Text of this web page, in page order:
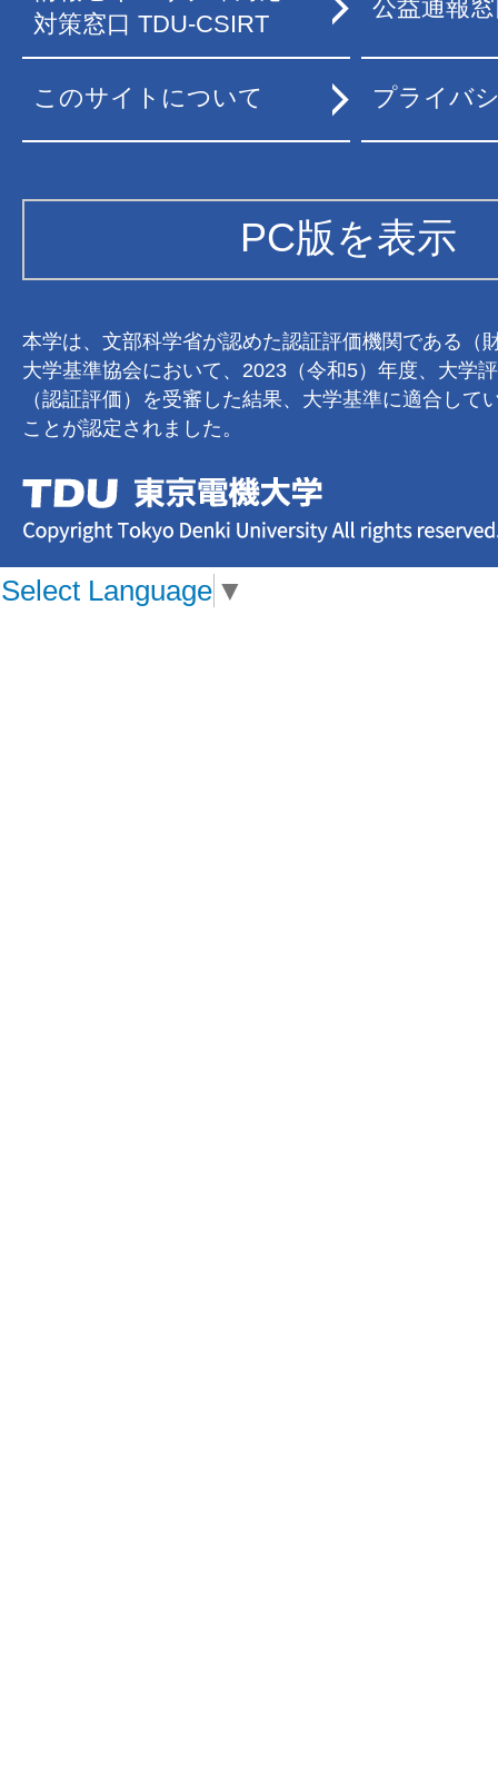
対策窓口 TDU-CSIRT
公益通報
このサイトについて プライバ
PC版を表示
本学は、文部科学省が認めた認証評価機関である（
大学基準協会において、2023（令和5）年度、大学
（認証評価）を受審した結果、大学基準に適合して
ことが認定されました。
Select Language ▼